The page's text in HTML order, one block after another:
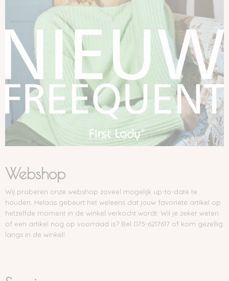
Webshop
Wij proberen onze webshop zoveel mogelijk up-to-date te
houden. Helaas gebeurt het weleens dat jouw favoriete artikel op
hetzelfde moment in de winkel verkocht wordt. Wil je zeker weten
of een artikel nog op voorraad is? Bel 075-6217617 of kom gezellig
langs in de winkel!.